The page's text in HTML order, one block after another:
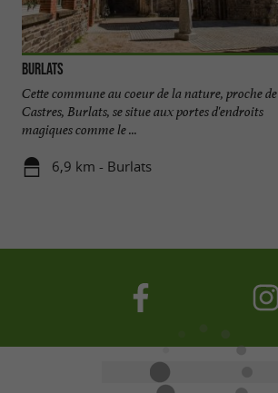
Burlats
Cette commune au coeur de la nature, proche de
Castres, Burlats, se situe aux portes d'endroits
magiques comme le ...
6,9 km - Burlats